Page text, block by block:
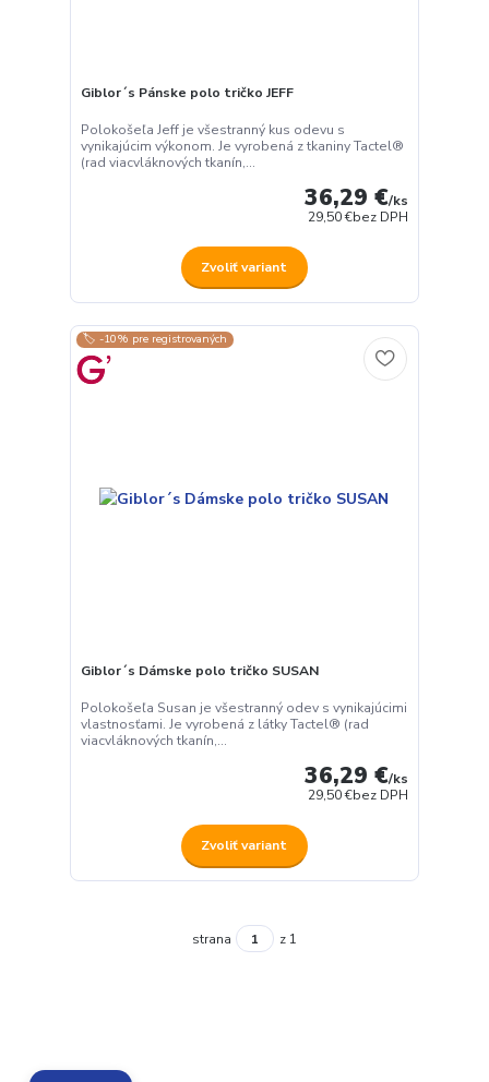
Giblor´s Pánske polo tričko JEFF
Polokošeľa Jeff je všestranný kus odevu s
vynikajúcim výkonom. Je vyrobená z tkaniny Tactel®
(rad viacvláknových tkanín,...
36,29 €/ks
29,50 €bez DPH
Zvoliť variant
🏷️ -10% pre registrovaných
Giblor´s Dámske polo tričko SUSAN
Polokošeľa Susan je všestranný odev s vynikajúcimi
vlastnosťami. Je vyrobená z látky Tactel® (rad
viacvláknových tkanín,...
36,29 €/ks
29,50 €bez DPH
Zvoliť variant
strana z 1